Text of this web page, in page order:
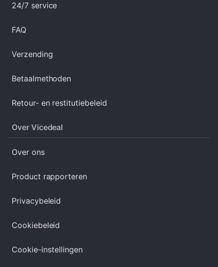
24/7 service
FAQ
Verzending
Betaalmethoden
Retour- en restitutiebeleid
Over Vicedeal
Over ons
Product rapporteren
Privacybeleid
Cookiebeleid
Cookie-instellingen